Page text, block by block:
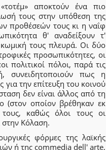
αποκτούν ένα πιο
τους στην υπόθεση της
προθέσεών τους κι η ναΐφ
θ' αναδείξουν τ'
τους πλευρά. Οι δύο
προσωπικότητες, οι
πολιτικοί πόλοι, παρά τις
συνειδητοποιούν πως η
για την επίτευξη του κοινού
δεν είναι άλλος από τη
(στον οποίον βρέθηκαν εκ
καθώς όλοι τους οι
στην Κόλαση.
φόρμες της λαϊκής
ή της commedia dell' arte,